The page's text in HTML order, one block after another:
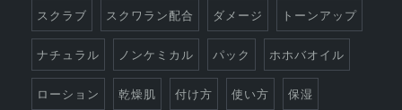
スクラブ スクワラン配合 ダメージ トーンアップ
ナチュラル ノンケミカル パック ホホバオイル
ローション 乾燥肌 付け方 使い方 保湿